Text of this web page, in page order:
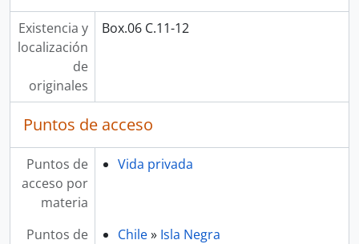
Existencia y
localización
de
originales
Box.06 C.11-12
Puntos de acceso
Puntos de
acceso por
materia
Vida privada
Puntos de
Chile» Isla Negra